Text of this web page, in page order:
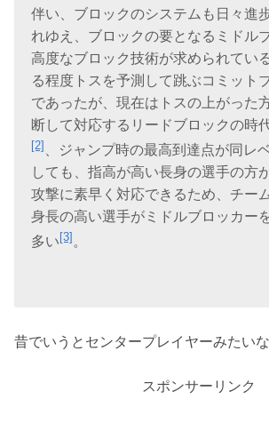
伴い、ブロックのシステムも日々進
れゆえ、ブロックの要となるミドル
高度なブロック技術が求められてい
る程度トスを予測して跳ぶコミット
であったが、現在はトスの上がった
断して対応するリードブロックの時
[2]、ジャンプ時の最高到達点が同レ
しても、指高が高い長身の選手の方
攻撃に素早く対応できるため、チー
身長の高い選手がミドルブロッカー
多い [3]。
昔でいうとセンタープレイヤーみたい
スポンサーリンク